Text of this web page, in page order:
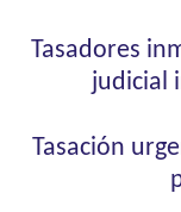
Tasadores
judicial
Tasación